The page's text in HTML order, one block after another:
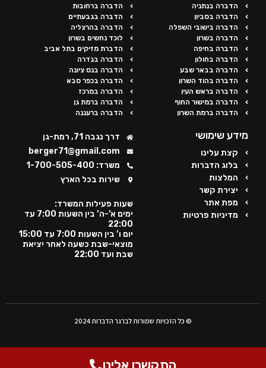
הדברה בנתניה
הדברה בסביון
הדברה בישובי השפלה
הדברה בשרון
הדברה בחיפה
הדברה בחולון
הדברה בבאר שבע
הדברה בהוד השרון
הדברה בראש העין
הדברה במישור החוף
הדברה ברמת השרון
הדברה ברחובות
הדברה בגבעתיים
הדברה בהרצליה
לוכד נחשים בשרון
הדברת מזיקים בתל אביב
הדברה בגדרה
הדברה בנס ציונה
הדברה בכפר סבא
הדברה במרכז
הדברה ברמת גן
הדברה ברעננה
מידע שימושי
קצת עלינו
בלוג הדברות
המלצות
יצירת קשר
מפת אתר
מדיניות פרטיות
דרך נגבה 71, רמת-גן
berger71@gmail.com
משרד: 1-700-505-400
שירות בכל הארץ
שעות פעילות המשרד:
ימים א’-ה’ בין השעות 7:00 עד
22:00
יום ו’ בין השעות 7:00 עד 15:00
מוצאי-שבת כשעה לאחר יציאת
שבת ועד 22:00
© כל הזכויות שמורות לברגר הדברות 2024